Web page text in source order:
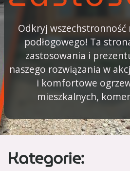
Odkryj
podłogowego! Ta
zastosowania i
naszego rozwiązania w
i komfortowe
mieszkalnych,
Kategorie: